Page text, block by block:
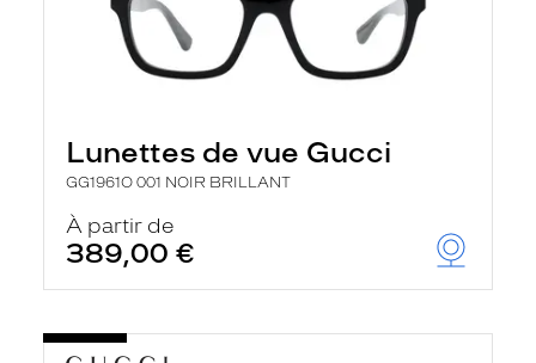
Lunettes de vue Gucci
GG1961O 001 NOIR BRILLANT
À partir de
389,00 €